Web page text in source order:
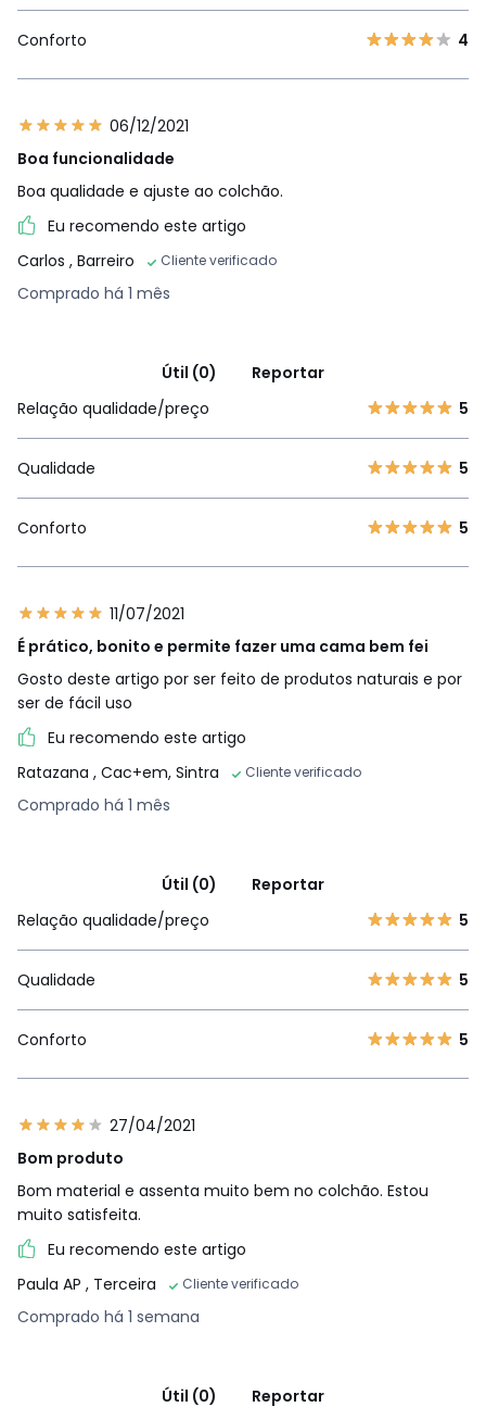
Conforto 4
06/12/2021
Boa funcionalidade
Boa qualidade e ajuste ao colchão.
Eu recomendo este artigo
Carlos , Barreiro Cliente verificado
Comprado há 1 mês
Útil (0)
Reportar
Relação qualidade/preço
5
Qualidade 5
Conforto 5
11/07/2021
É prático, bonito e permite fazer uma cama bem fei
Gosto deste artigo por ser feito de produtos naturais e por
ser de fácil uso
Eu recomendo este artigo
Ratazana , Cac+em, Sintra Cliente verificado
Comprado há 1 mês
Útil (0)
Reportar
Relação qualidade/preço
5
Qualidade 5
Conforto 5
27/04/2021
Bom produto
Bom material e assenta muito bem no colchão. Estou
muito satisfeita.
Eu recomendo este artigo
Paula AP , Terceira Cliente verificado
Comprado há 1 semana
Útil (0)
Reportar